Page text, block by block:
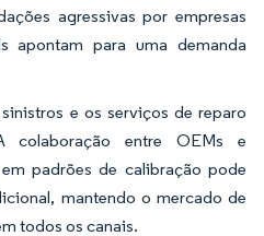
agressivas por empresas
apontam para uma demanda
e os serviços de reparo
colaboração entre OEMs e
padrões de calibração pode
mantendo o mercado de
todos os canais.